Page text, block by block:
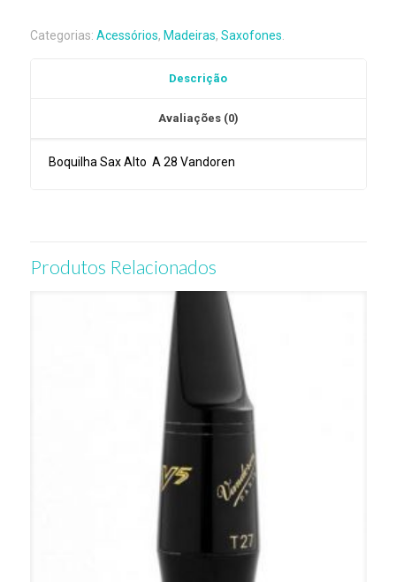
Alto
Categorias: Acessórios, Madeiras, Saxofones
Descrição
Avaliações (0)
Boquilha Sax Alto A 28 Vandoren
Produtos Relacionados